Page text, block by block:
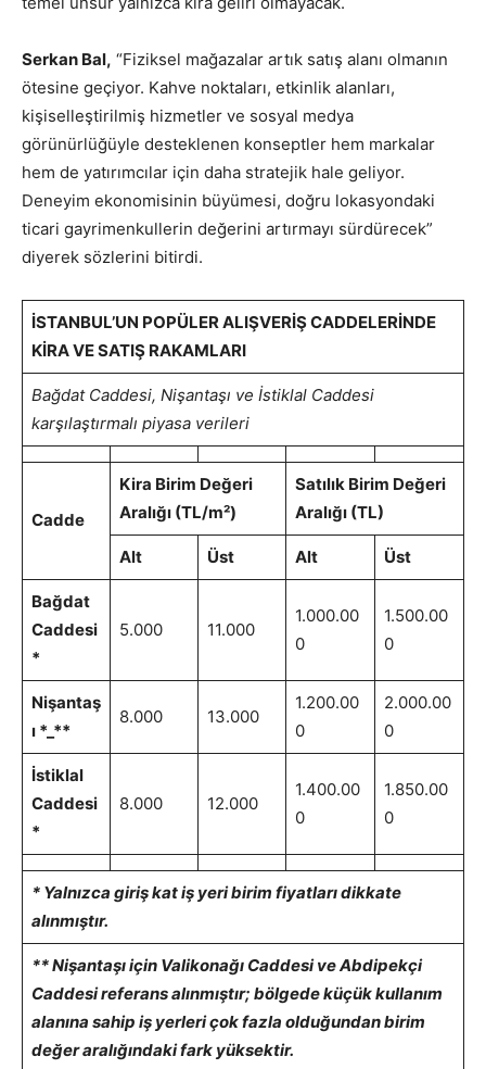
Serkan Bal, “Fiziksel mağazalar artık satış alanı olmanın
ötesine geçiyor. Kahve noktaları, etkinlik alanları,
kişiselleştirilmiş hizmetler ve sosyal medya
görünürlüğüyle desteklenen konseptler hem markalar
hem de yatırımcılar için daha stratejik hale geliyor.
Deneyim ekonomisinin büyümesi, doğru lokasyondaki
ticari gayrimenkullerin değerini artırmayı sürdürecek”
diyerek sözlerini bitirdi.
İSTANBUL’UN POPÜLER ALIŞVERİŞ CADDELERİNDE
KİRA VE SATIŞ RAKAMLARI
Bağdat Caddesi, Nişantaşı ve İstiklal Caddesi
karşılaştırmalı piyasa verileri
Cadde
Kira Birim Değeri
Aralığı (TL/m²)
Satılık Birim Değeri
Aralığı (TL)
Alt Üst Alt Üst
Bağdat
Caddesi
*
5.000 11.000
1.000.00
0
1.500.00
0
Nişantaş
ı *_**
8.000 13.000
1.200.00
0
2.000.00
0
İstiklal
Caddesi
*
8.000 12.000
1.400.00
0
1.850.00
0
* Yalnızca giriş kat iş yeri birim fiyatları dikkate
alınmıştır.
** Nişantaşı için Valikonağı Caddesi ve Abdipekçi
Caddesi referans alınmıştır; bölgede küçük kullanım
alanına sahip iş yerleri çok fazla olduğundan birim
değer aralığındaki fark yüksektir.